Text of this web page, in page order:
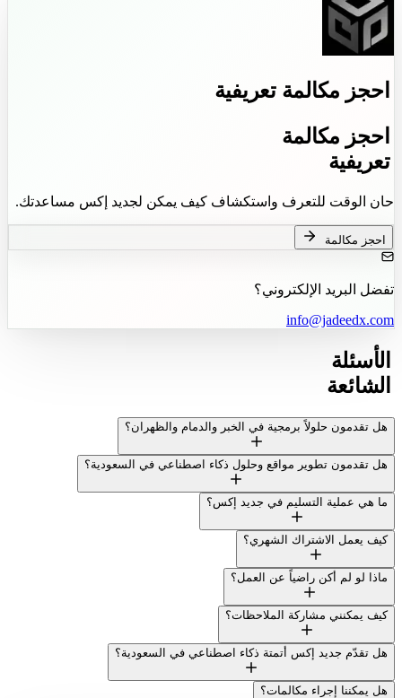
احجز مكالمة تعريفية
احجز مكالمة
تعريفية
حان الوقت للتعرف واستكشاف كيف يمكن لجديد إكس مساعدتك.
احجز مكالمة
تفضل البريد الإلكتروني؟
info@jadeedx.com
الأسئلة
الشائعة
هل تقدمون حلولاً برمجية في الخبر والدمام والظهران؟
هل تقدمون تطوير مواقع وحلول ذكاء اصطناعي في السعودية؟
ما هي عملية التسليم في جديد إكس؟
كيف يعمل الاشتراك الشهري؟
ماذا لو لم أكن راضياً عن العمل؟
كيف يمكنني مشاركة الملاحظات؟
هل تقدّم جديد إكس أتمتة ذكاء اصطناعي في السعودية؟
هل يمكننا إجراء مكالمات؟